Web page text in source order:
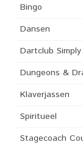
Bingo
Dansen
Dartclub
Dungeons &
Klaverjassen
Spiritueel
Stagecoach